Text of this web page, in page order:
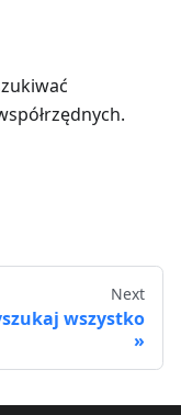
Next
wszystko